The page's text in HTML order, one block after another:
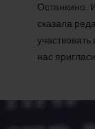
Останкино.
сказала
нас